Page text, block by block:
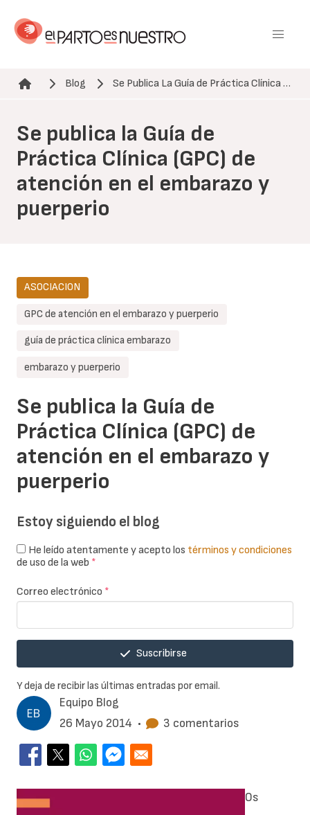
contenido
Ruta de navegación
Blog Se Publica La Guía de Práctica Clínica …
Se publica la Guía de
Práctica Clínica (GPC) de
atención en el embarazo y
puerperio
Equipo Blog
26 Mayo 2014 • 3 comentarios
Se publica la Guía de
Práctica Clínica (GPC) de
atención en el embarazo y
puerperio
ASOCIACION
GPC de atención en el embarazo y puerperio
guía de práctica clínica embarazo
embarazo y puerperio
Os
Estoy siguiendo el blog
He leído atentamente y acepto los términos y condiciones
de uso de la web *
Correo electrónico *
Suscribirse
Y deja de recibir las últimas entradas por email.